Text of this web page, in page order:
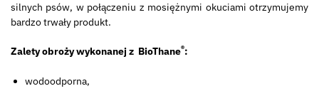
silnych psów, w połączeniu z mosiężnymi okuciami otrzymujemy
bardzo trwały produkt.
Zalety obroży wykonanej z BioThane®:
wodoodporna,